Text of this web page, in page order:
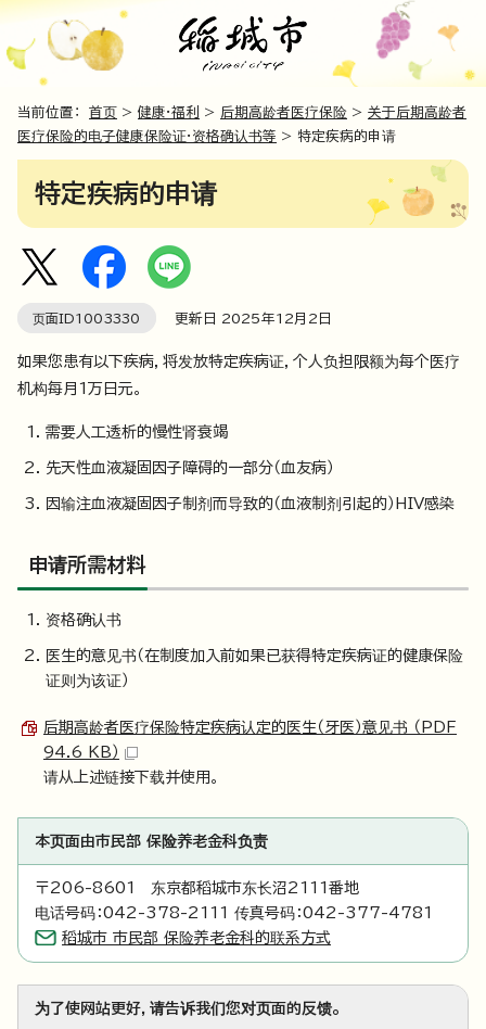
当前位置： 首页 > 健康·福利 > 后期高龄者医疗保险 > 关于后期高龄者
医疗保险的电子健康保险证·资格确认书等 > 特定疾病的申请
特定疾病的申请
页面ID1003330 更新日 2025年12月2日
如果您患有以下疾病，将发放特定疾病证，个人负担限额为每个医疗
机构每月1万日元。
需要人工透析的慢性肾衰竭
先天性血液凝固因子障碍的一部分（血友病）
因输注血液凝固因子制剂而导致的（血液制剂引起的）HIV感染
申请所需材料
资格确认书
医生的意见书（在制度加入前如果已获得特定疾病证的健康保险
证则为该证）
后期高龄者医疗保险特定疾病认定的医生（牙医）意见书 （PDF
94.6 KB）
请从上述链接下载并使用。
本页面由市民部 保险养老金科负责
〒206-8601 东京都稻城市东长沼2111番地
电话号码：042-378-2111 传真号码：042-377-4781
稻城市 市民部 保险养老金科的联系方式
为了使网站更好，请告诉我们您对页面的反馈。